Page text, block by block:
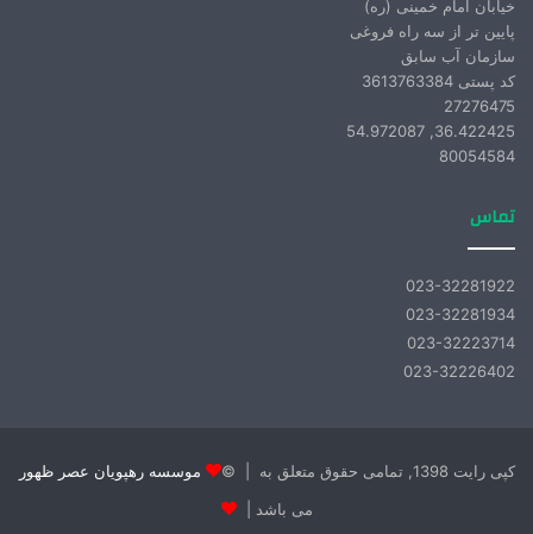
خیابان امام خمینی (ره)
پایین تر از سه راه فروغی
سازمان آب سابق
کد پستی 3613763384
27276475
36.422425, 54.972087
80054584
تماس
023-32281922
023-32281934
023-32223714
023-32226402
کپی‌ رایت 1398, تمامی حقوق متعلق به | ©
موسسه رهپویان عصر ظهور
می باشد |